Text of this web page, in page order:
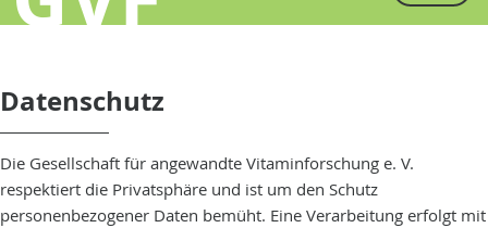
Datenschutz
Die Gesellschaft für angewandte Vitaminforschung e. V.
respektiert die Privatsphäre und ist um den Schutz
personenbezogener Daten bemüht. Eine Verarbeitung erfolgt mit